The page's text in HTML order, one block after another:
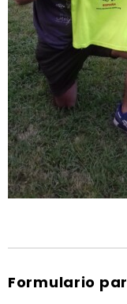
Formulario